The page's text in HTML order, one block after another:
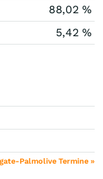
88,02 %
5,42 %
Palmolive Termine »